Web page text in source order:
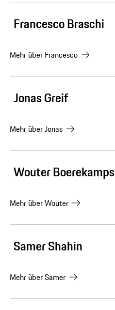
Francesco Braschi
Mehr über Francesco
Jonas Greif
Mehr überJonas
Wouter Boerekamps
Mehr überWouter
Samer Shahin
Mehr überSamer